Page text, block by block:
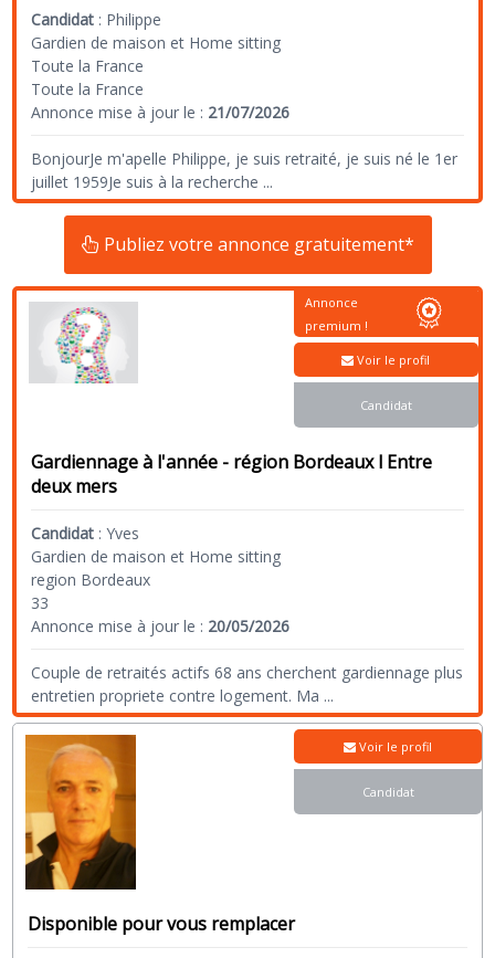
Candidat : Philippe
Gardien de maison et Home sitting
Toute la France
Toute la France
Annonce mise à jour le : 21/07/2026
BonjourJe m'apelle Philippe, je suis retraité, je suis né le 1er
juillet 1959Je suis à la recherche ...
Publiez votre annonce gratuitement*
Gardiennage à l'année - région Bordeaux l Entre
deux mers
Candidat :Yves
Gardien de maison et Home sitting
region Bordeaux
33
Annonce mise à jour le : 20/05/2026
Couple de retraités actifs 68 ans cherchent gardiennage plus
entretien propriete contre logement. Ma ...
Annonce
premium !
Voir le profil
Candidat
Disponible pour vous remplacer
Voir le profil
Candidat